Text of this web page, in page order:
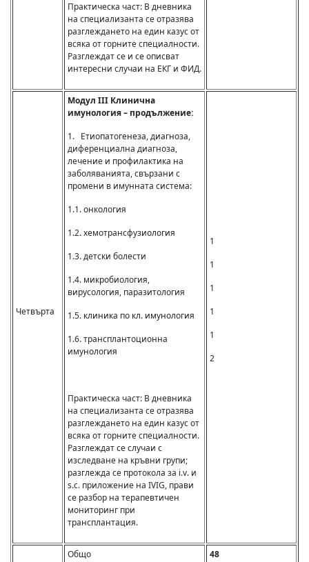
Практическа част: В дневника
на специализанта се отразява
разглеждането на един казус от
всяка от горните специалности.
Разглеждат се и се описват
интересни случаи на ЕКГ и ФИД.
Четвърта
Модул III Клинична
имунология – продължение:
1. Етиопатогенеза, диагноза,
диференциална диагноза,
лечение и профилактика на
заболяванията, свързани с
промени в имунната система:
1.1. онкология
1.2. хемотрансфузиология
1.3. детски болести
1.4. микробиология,
вирусология, паразитология
1.5. клиника по кл. имунология
1.6. трансплантоционна
имунология
Практическа част: В дневника
на специализанта се отразява
разглеждането на един казус от
всяка от горните специалности.
Разглеждат се случаи с
изследване на кръвни групи;
разглежда се протокола за i.v. и
s.c. приложение на IVIG, прави
се разбор на терапевтичен
мониторинг при
трансплантация.
1
1
1
1
1
2
Общо 48